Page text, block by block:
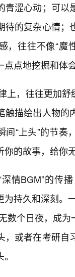
青涩心动；可
待的复杂心情
，往往不像“魔
点点地挖掘和体
上，往往更加
触描绘出人物
间“上头”的节
你的故事，给你
情BGM”的传
为持久和深刻。
数个日夜，成
，或者在考研